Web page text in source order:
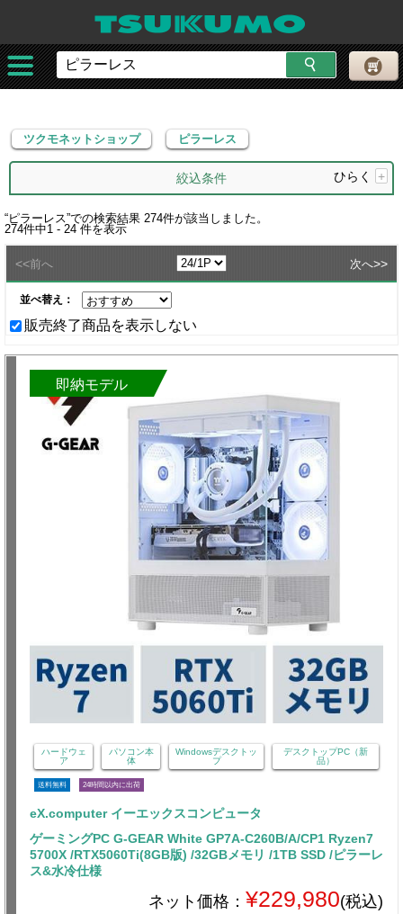
ツクモネットショップ
ツクモネットショップ ピラーレス
絞込条件 ひらく +
“ピラーレス”での検索結果 274件が該当しました。
274件中1 - 24 件を表示
<<前へ 次へ>>
並べ替え：
販売終了商品を表示しない
即納モデル
ハードウェ
ア
パソコン本
体
Windowsデスクトッ
プ
デスクトップPC（新
品）
送料無料 24時間以内に出荷
eX.computer イーエックスコンピュータ
ゲーミングPC G-GEAR White GP7A-C260B/A/CP1 Ryzen7
5700X /RTX5060Ti(8GB版) /32GBメモリ /1TB SSD /ピラーレ
ス&水冷仕様
ネット価格： ¥229,980(税込)